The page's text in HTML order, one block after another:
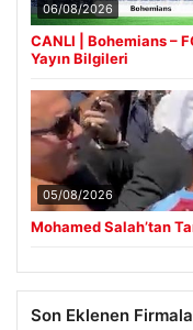
06/08/2026
CANLI | Bohemians –
Yayın Bilgileri
05/08/2026
Mohamed Salah’tan
Son Eklenen